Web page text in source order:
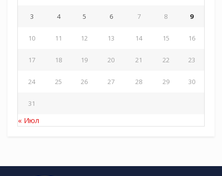
3 4 5 6 7 8 9
10 11 12 13 14 15 16
17 18 19 20 21 22 23
24 25 26 27 28 29 30
31
« Июл